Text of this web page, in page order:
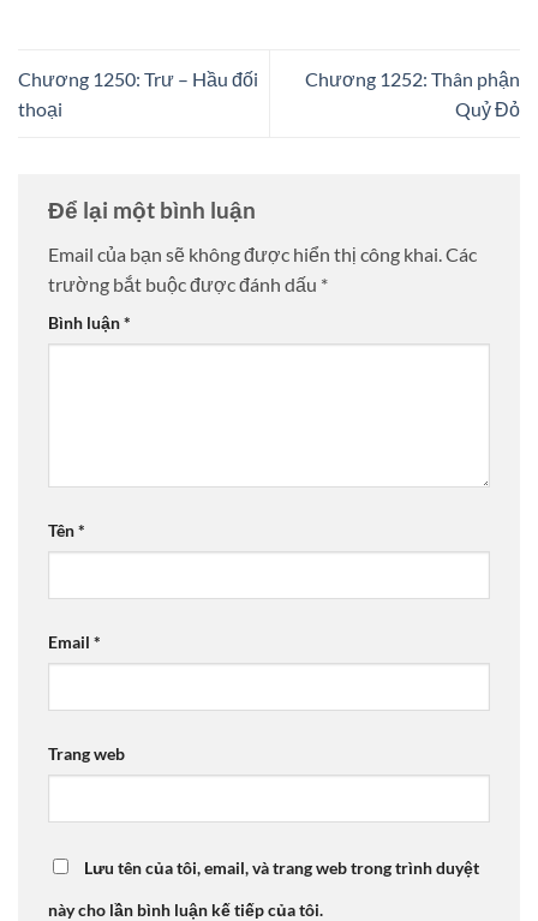
Chương 1250: Trư – Hầu đối
thoại
Chương 1252: Thân phận
Quỷ Đỏ
Để lại một bình luận
Email của bạn sẽ không được hiển thị công khai.Các
trường bắt buộc được đánh dấu *
Bình luận*
Tên*
Email *
Trang web
Lưu tên của tôi, email, và trang web trong trình duyệt
này cho lần bình luận kế tiếp của tôi.